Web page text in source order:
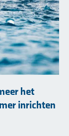
het
inrichten